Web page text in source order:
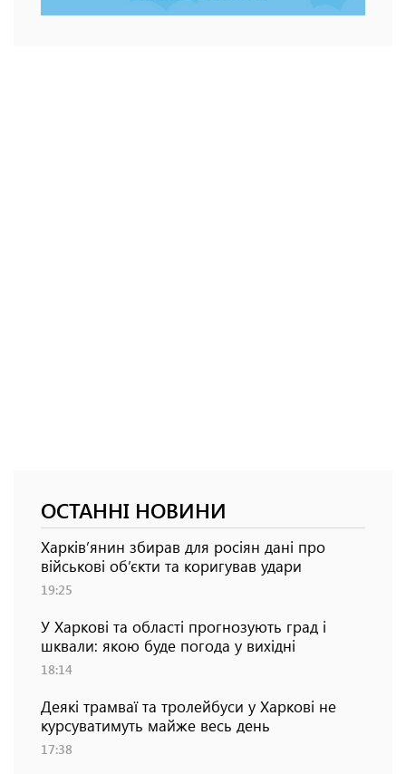
ОСТАННІ НОВИНИ
Харків’янин збирав для росіян дані про
військові об’єкти та коригував удари
19:25
У Харкові та області прогнозують град і
шквали: якою буде погода у вихідні
18:14
Деякі трамваї та тролейбуси у Харкові не
курсуватимуть майже весь день
17:38